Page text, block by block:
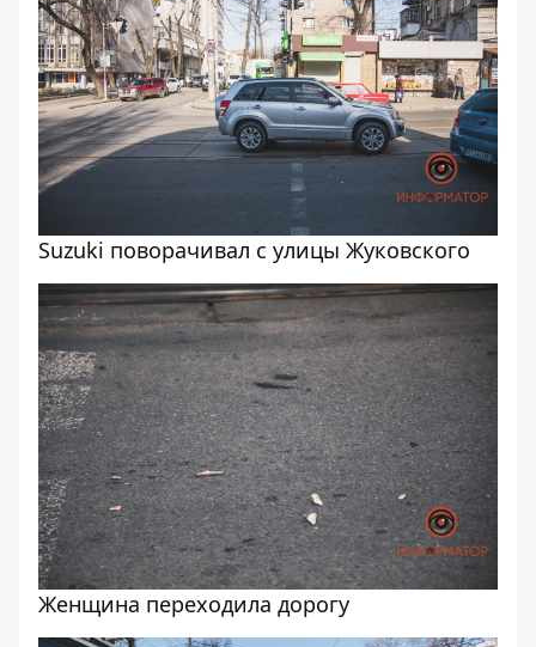
Suzuki поворачивал с улицы Жуковского
Женщина переходила дорогу